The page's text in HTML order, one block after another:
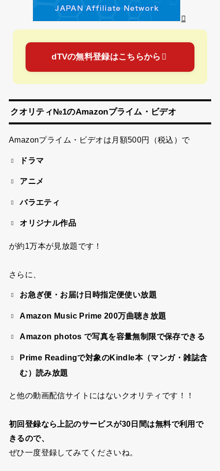
dTVの無料登録はこちらから
クオリティ№1のAmazonプライム・ビデオ
Amazonプライム・ビデオは 月額500円（税込） で
ドラマ
アニメ
バラエティ
オリジナル作品
が約1万本が見放題です！
さらに、
お急ぎ便・お届け日時指定便使い放題
Amazon Music Prime 200万曲聴き放題
Amazon photos で写真を容量無制限で保存できる
Prime Readingで対象のKindle本（マンガ・雑誌含
む）読み放題
と他の動画配信サイトにはないクオリティです！！
初回登録なら上記のサービスが30日間は無料で利用で
きるので、
ぜひ一度登録してみてくださいね。